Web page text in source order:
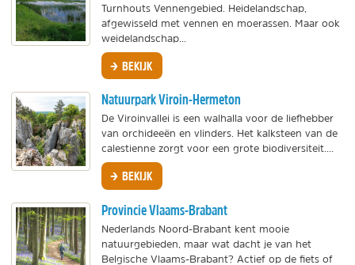
Turnhouts Vennengebied. Heidelandschap,
afgewisseld met vennen en moerassen. Maar ook
weidelandschap...
BEKIJK
Natuurpark Viroin-Hermeton
De Viroinvallei is een walhalla voor de liefhebber
van orchideeën en vlinders. Het kalksteen van de
calestienne zorgt voor een grote biodiversiteit....
BEKIJK
Provincie Vlaams-Brabant
Nederlands Noord-Brabant kent mooie
natuurgebieden, maar wat dacht je van het
Belgische Vlaams-Brabant? Actief op de fiets of